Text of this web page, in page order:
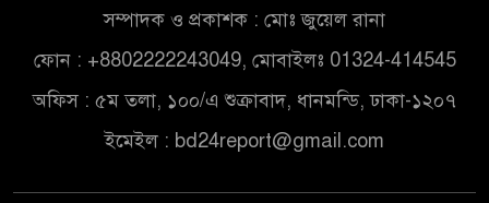
সম্পাদক ও প্রকাশক : মোঃ জুয়েল রানা
ফোন : +8802222243049, মোবাইলঃ 01324-414545
অফিস : ৫ম তলা, ১০০/এ শুক্রাবাদ, ধানমন্ডি, ঢাকা-১২০৭
ইমেইল : bd24report@gmail.com